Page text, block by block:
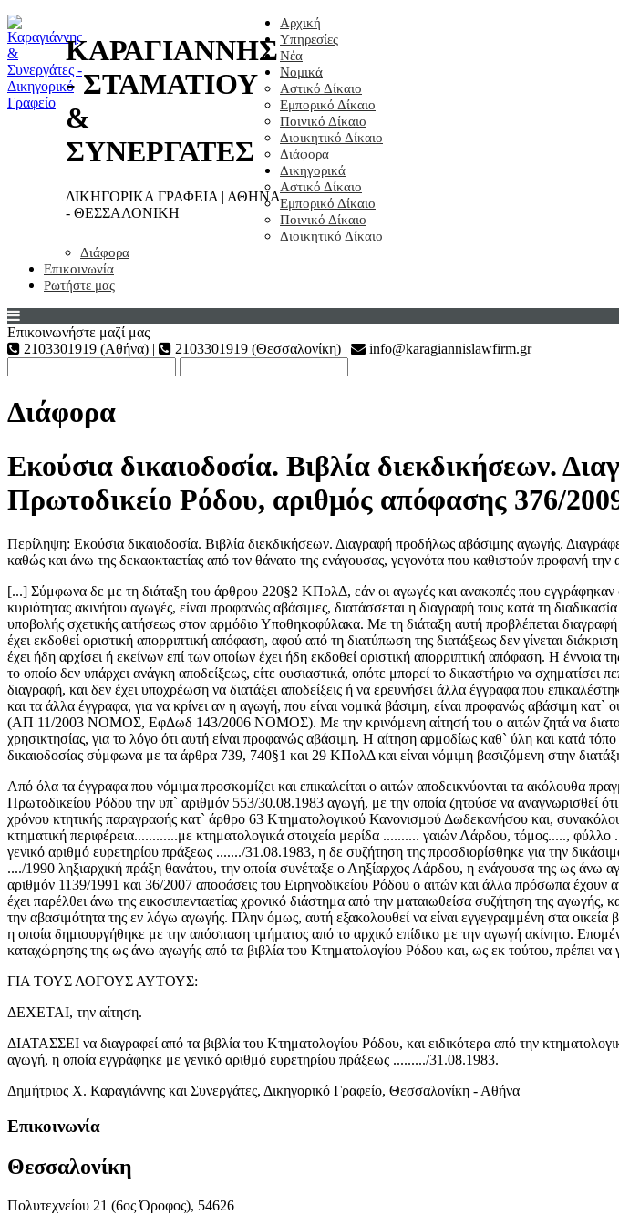
ΚΑΡΑΓΙΑΝΝΗΣ
- ΣΤΑΜΑΤΙΟΥ
&
ΣΥΝΕΡΓΑΤΕΣ
ΔΙΚΗΓΟΡΙΚΑ ΓΡΑΦΕΙΑ | ΑΘΗΝΑ
- ΘΕΣΣΑΛΟΝΙΚΗ
Αρχική
Υπηρεσίες
Νέα
Νομικά
Αστικό Δίκαιο
Εμπορικό Δίκαιο
Ποινικό Δίκαιο
Διοικητικό Δίκαιο
Διάφορα
Δικηγορικά
Αστικό Δίκαιο
Εμπορικό Δίκαιο
Ποινικό Δίκαιο
Διοικητικό Δίκαιο
Διάφορα
Επικοινωνία
Ρωτήστε μας
Επικοινωνήστε μαζί μας
2103301919 (Αθήνα) |
2103301919 (Θεσσαλονίκη) | info@karagiannislawfirm.gr
Διάφορα
Εκούσια δικαιοδοσία. Βιβλία διεκδικήσεων.
Πρωτοδικείο Ρόδου, αριθμός απόφασης 376/
Περίληψη: Εκούσια δικαιοδοσία. Βιβλία διεκδικήσεων. Διαγραφή προδήλως αβάσιμης αγωγής.
καθώς και άνω της δεκαοκταετίας από τον θάνατο της ενάγουσας, γεγονότα που καθιστούν προφανή την
[...] Σύμφωνα δε με τη διάταξη του άρθρου 220§2 ΚΠολΔ, εάν οι αγωγές και ανακοπές που εγγράφηκαν
κυριότητας ακινήτου αγωγές, είναι προφανώς αβάσιμες, διατάσσεται η διαγραφή τους κατά τη
υποβολής σχετικής αιτήσεως στον αρμόδιο Υποθηκοφύλακα. Με τη διάταξη αυτή προβλέπεται
έχει εκδοθεί οριστική απορριπτική απόφαση, αφού από τη διατύπωση της διατάξεως δεν γίνεται
έχει ήδη αρχίσει ή εκείνων επί των οποίων έχει ήδη εκδοθεί οριστική απορριπτική απόφαση. Η έννοια
το οποίο δεν υπάρχει ανάγκη αποδείξεως, είτε ουσιαστικά, οπότε μπορεί το δικαστήριο να σχηματίσει
διαγραφή, και δεν έχει υποχρέωση να διατάξει αποδείξεις ή να ερευνήσει άλλα έγγραφα που
και τα άλλα έγγραφα, για να κρίνει αν η αγωγή, που είναι νομικά βάσιμη, είναι προφανώς αβάσιμη
(ΑΠ 11/2003 ΝΟΜΟΣ, ΕφΔωδ 143/2006 ΝΟΜΟΣ). Με την κρινόμενη αίτησή του ο αιτών ζητά να
χρησικτησίας, για το λόγο ότι αυτή είναι προφανώς αβάσιμη. Η αίτηση αρμοδίως καθ` ύλη και κατά
δικαιοδοσίας σύμφωνα με τα άρθρα 739, 740§1 και 29 ΚΠολΔ και είvαι νόμιμη βασιζόμενη στην
Από όλα τα έγγραφα που νόμιμα προσκομίζει και επικαλείται ο αιτών αποδεικνύονται τα ακόλουθα
Πρωτοδικείου Ρόδου την υπ` αριθμόν 553/30.08.1983 αγωγή, με την οποία ζητούσε να αναγνωρισθεί
χρόνου κτητικής παραγραφής κατ` άρθρο 63 Κτηματολογικού Κανονισμού Δωδεκανήσου και,
κτηματική περιφέρεια............με κτηματολογικά στοιχεία μερίδα .......... γαιών Λάρδου, τόμος.....,
γενικό αριθμό ευρετηρίου πράξεως ......./31.08.1983, η δε συζήτηση της προσδιορίσθηκε για την
..../1990 ληξιαρχική πράξη θανάτου, την οποία συνέταξε ο Ληξίαρχος Λάρδου, η ενάγουσα της ως άνω
αριθμόν 1139/1991 και 36/2007 αποφάσεις του Ειρηνοδικείου Ρόδου ο αιτών και άλλα πρόσωπα έχουν
έχει παρέλθει άνω της εικοσιπενταετίας χρονικό διάστημα από την ματαιωθείσα συζήτηση της
την αβασιμότητα της εν λόγω αγωγής. Πλην όμως, αυτή εξακολουθεί να είναι εγγεγραμμένη στα
η οποία δημιουργήθηκε με την απόσπαση τμήματος από το αρχικό επίδικο με την αγωγή ακίνητο.
καταχώρησης της ως άνω αγωγής από τα βιβλία του Κτηματολογίου Ρόδου και, ως εκ τούτου, πρέπει να
ΓΙΑ ΤΟΥΣ ΛΟΓΟΥΣ ΑΥΤΟΥΣ:
ΔΕΧΕΤΑΙ, την αίτηση.
ΔΙΑΤΑΣΣΕΙ να διαγραφεί από τα βιβλία του Κτηματολογίου Ρόδου, και ειδικότερα από την
αγωγή, η οποία εγγράφηκε με γενικό αριθμό ευρετηρίου πράξεως ........./31.08.1983.
Δημήτριος Χ. Καραγιάννης και Συνεργάτες, Δικηγορικό Γραφείο, Θεσσαλονίκη - Αθήνα
Επικοινωνία
Θεσσαλονίκη
Πολυτεχνείου 21 (6ος Όροφος), 54626